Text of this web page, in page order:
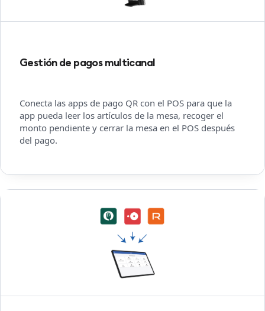
Gestión de pagos multicanal
Conecta las apps de pago QR con el POS para que la
app pueda leer los artículos de la mesa, recoger el
monto pendiente y cerrar la mesa en el POS después
del pago.